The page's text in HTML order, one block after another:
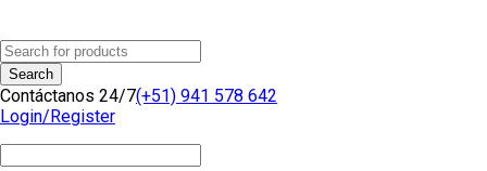
Contáctanos 24/7(+51) 941 578 642
Login/Register